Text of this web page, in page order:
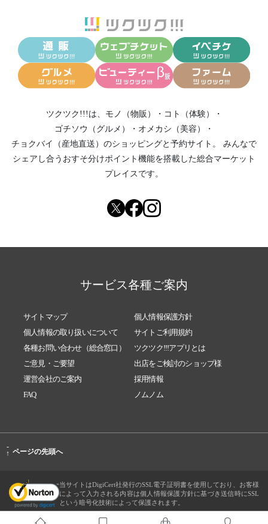
ツクツク!!!は、 モノ（物販） ・ コト（体験）
・
ゴチソウ（グルメ）
・ オメカシ（美容）
・
チョクバイ（産地直送） のショッピングと予約サイト。
みんなで
シェアし合う おすそ分けポイント機能を搭載した総合マーケット
プレイスです。
サービス各種ご案内
サイトマップ
個人情報保護方針
個人情報の取り扱いについて
サイトご利用規約
各種お問い合わせ（総合窓口）
ツクツク!!!アプリとは
ご意見・ご要望
出店をご検討のショップ様
運営会社のご案内
採用情報
FAQ
ノムノム
-
↑ ページの先頭へ
当サイトはDigiCert社発行のSSL電子証明書を使用しており、お客様
によって入力される内容は個人情報保護方針に基づき送信時にSSL
という暗号化技術によって保護されます。